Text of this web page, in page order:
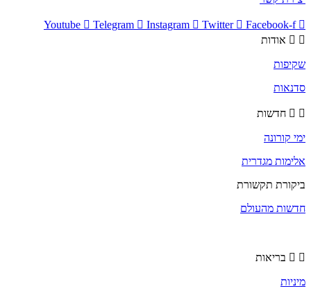
Youtube Telegram Instagram Twitter
Facebook-f
אודות
שקיפות
סדנאות
חדשות
ימי קורונה
אלימות מגדרית
ביקורת תקשורת
חדשות מהעולם
בריאות
מיניות